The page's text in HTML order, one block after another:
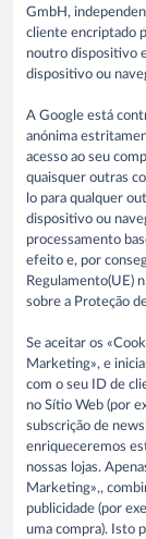
GmbH,
cliente encriptado
noutro dispositivo
dispositivo ou
A Google está
anónima
acesso ao seu
quaisquer outras
lo para qualquer
dispositivo ou
processamento
efeito e, por
Regulamento(UE)
sobre a Proteção
Se aceitar os
Marketing», e
com o seu ID de
no Sítio Web (por
subscrição de
enriqueceremos
nossas lojas.
Marketing»,,
publicidade (por
uma compra). Isto